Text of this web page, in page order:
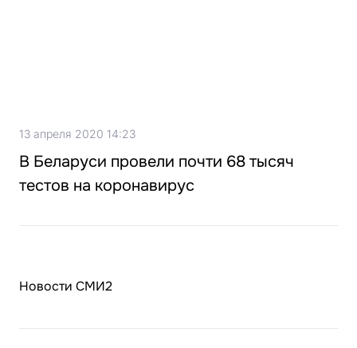
13 апреля 2020 14:23
В Беларуси провели почти 68 тысяч
тестов на коронавирус
Новости СМИ2